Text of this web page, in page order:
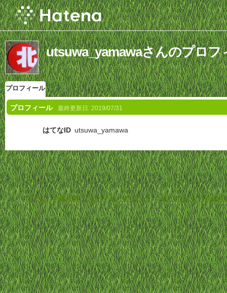
utsuwa_yamawaさんのプロフ
プロフィール
プロフィール 最終更新日: 2019/07/31
はてなID utsuwa_yamawa
ホーム-利用規約-プライバシーポリシー-お問い合わせ-特定商